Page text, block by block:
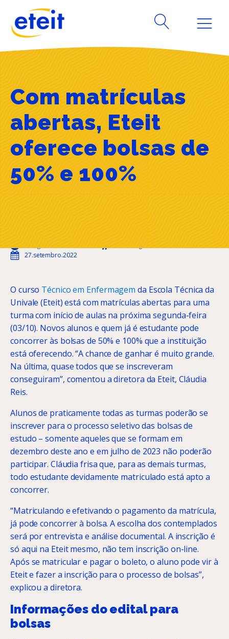
Com matrículas
abertas, Eteit
oferece bolsas de
50% e 100%
27.setembro.2022
O curso Técnico em Enfermagem da Escola Técnica da
Univale (Eteit) está com matrículas abertas para uma
turma com início de aulas na próxima segunda-feira
(03/10). Novos alunos e quem já é estudante pode
concorrer às bolsas de 50% e 100% que a instituição
está oferecendo. “A chance de ganhar é muito grande.
Na última, quase todos que se inscreveram
conseguiram”, comentou a diretora da Eteit, Cláudia
Reis.
Alunos de praticamente todas as turmas poderão se
inscrever para o processo seletivo das bolsas de
estudo – somente aqueles que se formam em
dezembro deste ano e em julho de 2023 não poderão
participar. Cláudia frisa que, para as demais turmas,
todo estudante devidamente matriculado está apto a
concorrer.
“Matriculando e efetivando o pagamento da matrícula,
já pode concorrer à bolsa. A escolha dos contemplados
será por entrevista e análise documental. A inscrição é
só aqui na Eteit mesmo, não tem inscrição on-line.
Após se matricular e pagar o boleto, o aluno pode vir à
Eteit e fazer a inscrição para o processo de bolsas”,
explicou a diretora.
Informações do edital para
bolsas